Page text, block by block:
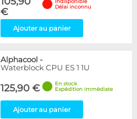
€
Indisponible
Délai inconnu
Ajouter au panier
Alphacool -
Waterblock CPU ES 1 1U
125,90 €
En stock
Expédition immédiate
Ajouter au panier